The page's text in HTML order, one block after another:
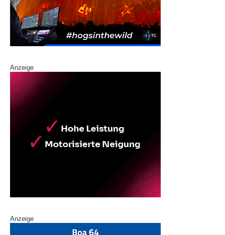
Anzeige
Anzeige